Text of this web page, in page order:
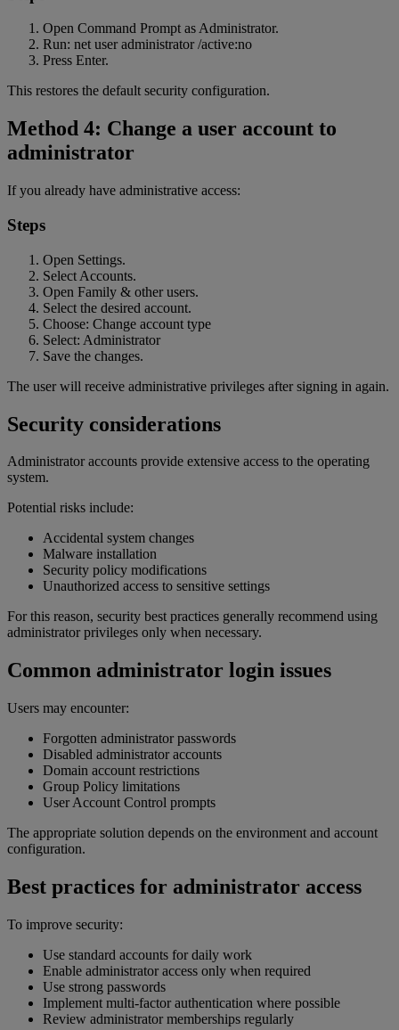
Open Command Prompt as Administrator.
Run: net user administrator /active:no
Press Enter.
This restores the default security configuration.
Method 4: Change a user account to
administrator
If you already have administrative access:
Steps
Open Settings.
Select Accounts.
Open Family & other users.
Select the desired account.
Choose: Change account type
Select: Administrator
Save the changes.
The user will receive administrative privileges after signing in again.
Security considerations
Administrator accounts provide extensive access to the operating
system.
Potential risks include:
Accidental system changes
Malware installation
Security policy modifications
Unauthorized access to sensitive settings
For this reason, security best practices generally recommend using
administrator privileges only when necessary.
Common administrator login issues
Users may encounter:
Forgotten administrator passwords
Disabled administrator accounts
Domain account restrictions
Group Policy limitations
User Account Control prompts
The appropriate solution depends on the environment and account
configuration.
Best practices for administrator access
To improve security:
Use standard accounts for daily work
Enable administrator access only when required
Use strong passwords
Implement multi-factor authentication where possible
Review administrator memberships regularly